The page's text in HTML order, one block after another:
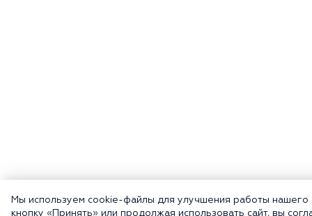
Мы используем cookie-файлы для улучшения работы нашего
кнопку «Принять» или продолжая использовать сайт, вы